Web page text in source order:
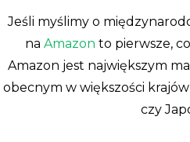
Jeśli myślimy o
na Amazon to pierwsze,
Amazon jest największym
obecnym w większości
czy